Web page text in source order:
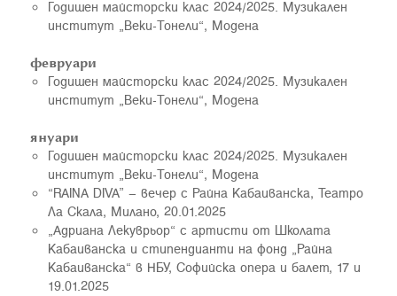
Годишен майсторски клас 2024/2025. Музикален
институт „Веки-Тонели“, Моденa
февруари
Годишен майсторски клас 2024/2025. Музикален
институт „Веки-Тонели“, Моденa
януари
Годишен майсторски клас 2024/2025. Музикален
институт „Веки-Тонели“, Моденa
“RAINA DIVA” – вечер с Райна Кабаиванска, Театро
Ла Скала, Милано, 20.01.2025
„Адриана Лекуврьор“ с артисти от Школата
Кабаиванска и стипендианти на фонд „Райна
Кабаиванска“ в НБУ, Софийска опера и балет, 17 u
19.01.2025